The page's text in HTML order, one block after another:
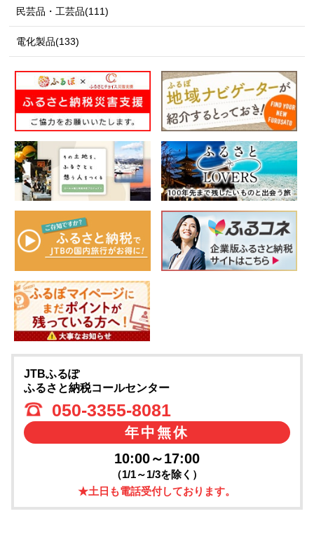
民芸品・工芸品(111)
電化製品(133)
JTBふるぽ
ふるさと納税コールセンター
050-3355-8081
年中無休
10:00～17:00
（1/1～1/3を除く）
★土日も電話受付しております。